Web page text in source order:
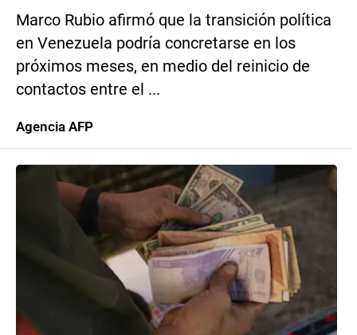
Marco Rubio afirmó que la transición política
en Venezuela podría concretarse en los
próximos meses, en medio del reinicio de
contactos entre el ...
Agencia AFP